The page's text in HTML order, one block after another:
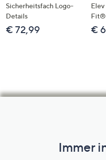
Sicherheitsfach Logo-
Details
€ 72,99 €
Immer